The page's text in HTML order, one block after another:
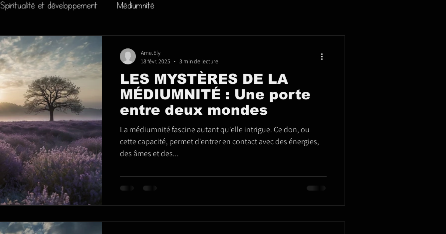
Spiritualité et développement Médiumnité
LES MYSTÈRES DE LA
MÉDIUMNITÉ : Une porte
entre deux mondes
La médiumnité fascine autant qu'elle intrigue. Ce don, ou
cette capacité, permet d'entrer en contact avec des énergies,
des âmes et des...
Ame.Ely
18 févr. 2025
3 min de lecture